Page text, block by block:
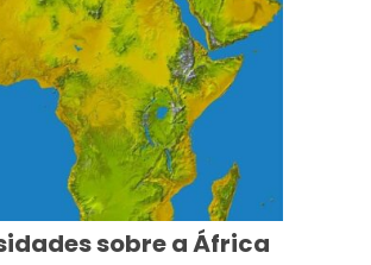
sobre a África